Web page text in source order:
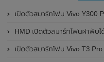
เปิดตัวสมาร์ทโฟน Vivo Y300 Pro อย่างเป็นทางการแล้วในประเทศจีน มาพร้อ
HMD เปิดตัวสมาร์ทโฟนฝาพับได้ Barbie
เปิดตัวสมาร์ทโฟน Vivo T3 Pro